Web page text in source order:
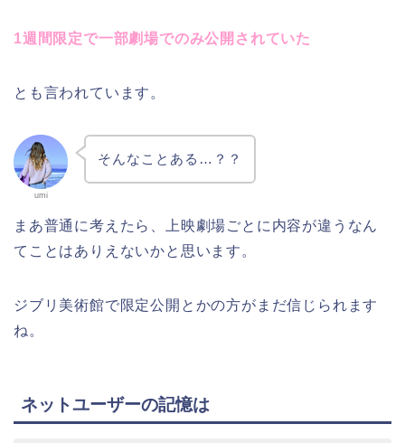
1週間限定で一部劇場でのみ公開されていた
とも言われています。
umi
そんなことある…？？
まあ普通に考えたら、上映劇場ごとに内容が違うなん
てことはありえないかと思います。
ジブリ美術館で限定公開とかの方がまだ信じられます
ね。
ネットユーザーの記憶は